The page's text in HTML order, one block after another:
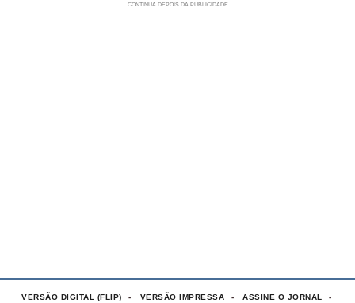
VERSÃO DIGITAL (FLIP) VERSÃO IMPRESSA ASSINE O JORNAL